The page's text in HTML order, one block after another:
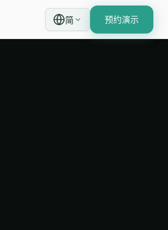
简 预约演示